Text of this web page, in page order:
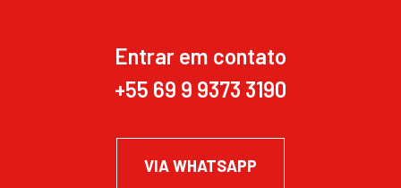
Entrar em contato
+55 69 9 9373 3190
VIA WHATSAPP